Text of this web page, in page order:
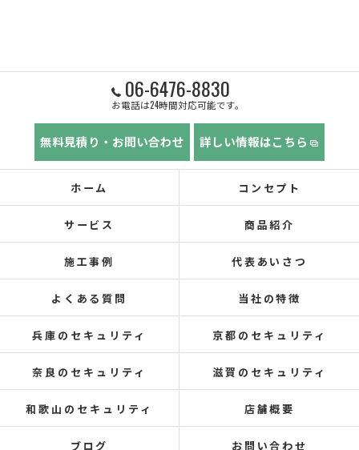
06-6476-8830
お電話は24時間対応可能です。
無料見積り・お問い合わせ 詳しい情報はこちら
ホーム コンセプト
サービス 商品紹介
施工事例 代表あいさつ
よくある質問 当社の特徴
兵庫のセキュリティ 京都のセキュリティ
奈良のセキュリティ 滋賀のセキュリティ
和歌山のセキュリティ 店舗概要
ブログ お問い合わせ